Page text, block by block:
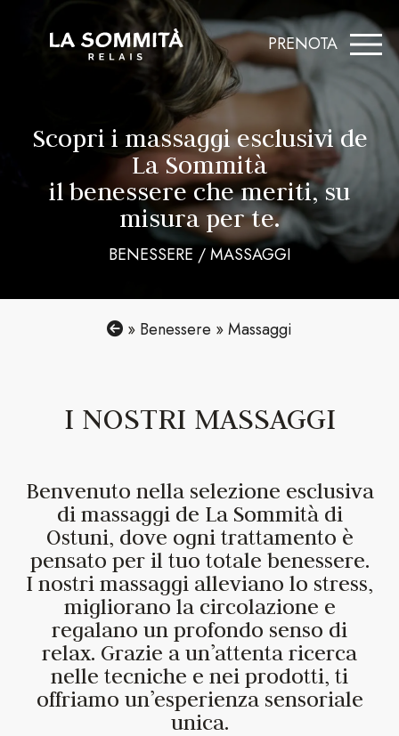
PRENOTA
Scopri i massaggi esclusivi de
La Sommità
il benessere che meriti, su
misura per te.
BENESSERE / MASSAGGI
» Benessere »Massaggi
I NOSTRI MASSAGGI
Benvenuto nella selezione esclusiva
di massaggi de La Sommità di
Ostuni, dove ogni trattamento è
pensato per il tuo totale benessere.
I nostri massaggi alleviano lo stress,
migliorano la circolazione e
regalano un profondo senso di
relax. Grazie a un’attenta ricerca
nelle tecniche e nei prodotti, ti
offriamo un’esperienza sensoriale
unica.